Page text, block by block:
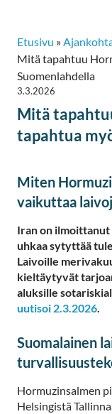
Etusivu »
Mitä tapahtuu
Suomenlahdella
3.3.2026
Mitä
tapahtua
Miten
vaikuttaa
Iran on
uhkaa sytyttää
Laivoille
kieltäytyvät
aluksille
uutisoi 2.3.2026.
Suomalainen
Hormuzinsalmen
Helsingistä